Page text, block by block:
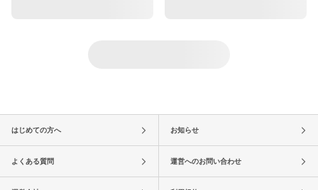
はじめての方へ お知らせ
よくある質問 運営へのお問い合わせ